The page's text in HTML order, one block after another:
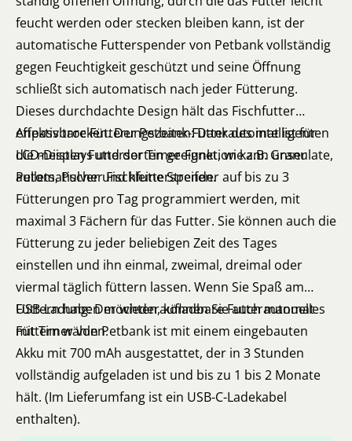
feucht werden oder stecken bleiben kann, ist der
automatische Futterspender von Petbank vollständig
gegen Feuchtigkeit geschützt und seine Öffnung
schließt sich automatisch nach jeder Fütterung.
Dieses durchdachte Design hält das Fischfutter
effektiv trocken. Der Petbank-Futterautomat ist für
die meisten Futtersorten geeignet, wie z.B. Granulate,
Pellets, Pulver und kleine Streifen.
Anpassbare Fütterungszeiten: Dank des intelligenten
LCD-Displays und der Timer-Funktion kann unser
automatischer Fischfutterspender auf bis zu 3
Fütterungen pro Tag programmiert werden, mit
maximal 3 Fächern für das Futter. Sie können auch die
Fütterung zu jeder beliebigen Zeit des Tages
einstellen und ihn einmal, zweimal, dreimal oder
viermal täglich füttern lassen. Wenn Sie Spaß am
Füttern haben möchten, können Sie auch manuelles
Füttern wählen.
USB-Ladung: Der wiederaufladbare Futterautomat
mit Timer von Petbank ist mit einem eingebauten
Akku mit 700 mAh ausgestattet, der in 3 Stunden
vollständig aufgeladen ist und bis zu 1 bis 2 Monate
hält. (Im Lieferumfang ist ein USB-C-Ladekabel
enthalten).